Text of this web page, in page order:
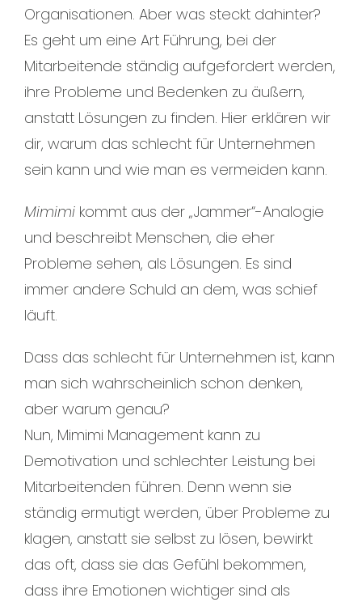
Organisationen. Aber was steckt dahinter?
Es geht um eine Art Führung, bei der
Mitarbeitende ständig aufgefordert werden,
ihre Probleme und Bedenken zu äußern,
anstatt Lösungen zu finden. Hier erklären wir
dir, warum das schlecht für Unternehmen
sein kann und wie man es vermeiden kann.
Mimimikommt aus der „Jammer“-Analogie
und beschreibt Menschen, die eher
Probleme sehen, als Lösungen. Es sind
immer andere Schuld an dem, was schief
läuft.
Dass das schlecht für Unternehmen ist, kann
man sich wahrscheinlich schon denken,
aber warum genau?
Nun, Mimimi Management kann zu
Demotivation und schlechter Leistung bei
Mitarbeitenden führen. Denn wenn sie
ständig ermutigt werden, über Probleme zu
klagen, anstatt sie selbst zu lösen, bewirkt
das oft, dass sie das Gefühl bekommen,
dass ihre Emotionen wichtiger sind als